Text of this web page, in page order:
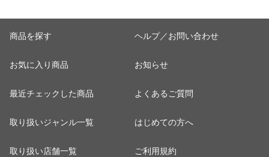
商品を探す
お気に入り商品
最近チェックした商品
取り扱いジャンル一覧
取り扱い店舗一覧
ヘルプ／お問い合わせ
お知らせ
よくあるご質問
はじめての方へ
ご利用規約